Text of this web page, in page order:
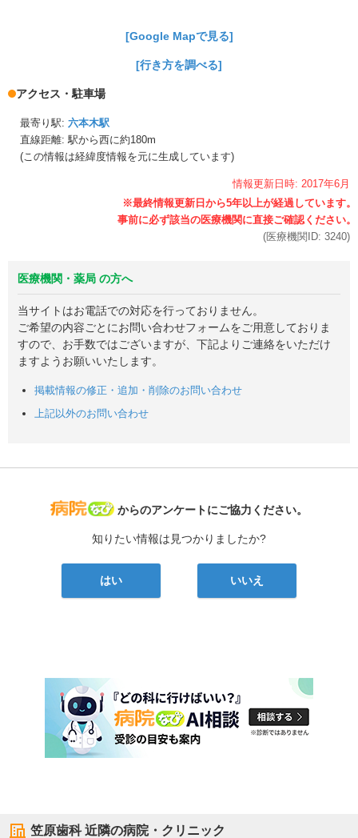
[Google Mapで見る]
[行き方を調べる]
アクセス・駐車場
最寄り駅: 六本木駅
直線距離: 駅から西に約180m
(この情報は経緯度情報を元に生成しています)
情報更新日時: 2017年6月
(医療機関ID: 3240)
医療機関・薬局 の方へ
当サイトはお電話での対応を行っておりません。
ご希望の内容ごとにお問い合わせフォームをご用意しておりま
すので、お手数ではございますが、下記よりご連絡をいただけ
ますようお願いいたします。
掲載情報の修正・追加・削除のお問い合わせ
上記以外のお問い合わせ
病院なび
からのアンケートにご協力ください。
知りたい情報は見つかりましたか?
はい いいえ
笠原歯科近隣の病院・クリニック